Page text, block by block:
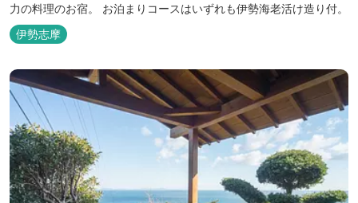
力の料理のお宿。 お泊まりコースはいずれも伊勢海老活け造り付。
伊勢志摩